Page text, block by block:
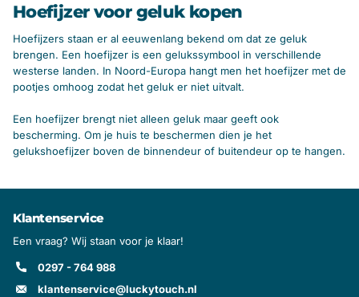
Hoefijzer voor geluk kopen
Hoefijzers staan er al eeuwenlang bekend om dat ze geluk
brengen. Een hoefijzer is een gelukssymbool in verschillende
westerse landen. In Noord-Europa hangt men het hoefijzer met de
pootjes omhoog zodat het geluk er niet uitvalt.
Een hoefijzer brengt niet alleen geluk maar geeft ook
bescherming. Om je huis te beschermen dien je het
gelukshoefijzer boven de binnendeur of buitendeur op te hangen.
Klantenservice
Een vraag? Wij staan voor je klaar!
0297 - 764 988
klantenservice@luckytouch.nl